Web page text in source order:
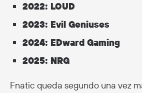
2022: LOUD
2023: Evil Geniuses
2024: EDward Gaming
2025: NRG
Fnatic queda segundo una vez